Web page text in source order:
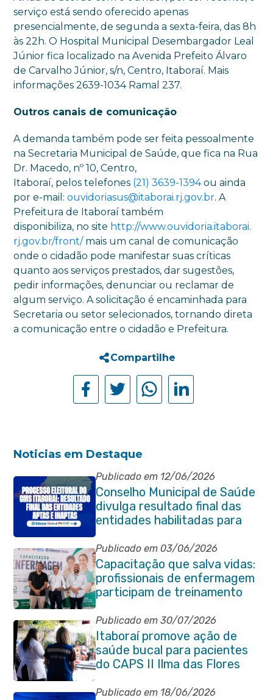
serviço está sendo oferecido apenas
presencialmente, de segunda a sexta-feira, das 8h
às 22h. O Hospital Municipal Desembargador Leal
Júnior fica localizado na Avenida Prefeito Álvaro
de Carvalho Júnior, s/n, Centro, Itaboraí. Mais
informações 2639-1034 Ramal 237.
Outros canais de comunicação
A demanda também pode ser feita pessoalmente
na Secretaria Municipal de Saúde, que fica na Rua
Dr. Macedo, nº 10, Centro,
Itaboraí, pelos telefones (21) 3639-1394ou ainda
por e-mail:ouvidoriasus@itaborai.rj.gov.br. A
Prefeitura de Itaboraí também
disponibiliza, no site http://www.ouvidoria.itaborai.
rj.gov.br/front/mais um canal de comunicação
onde o cidadão pode manifestar suas críticas
quanto aos serviços prestados, dar sugestões,
pedir informações, denunciar ou reclamar de
algum serviço. A solicitação é encaminhada para
Secretaria ou setor selecionados, tornando direta
a comunicação entre o cidadão e Prefeitura.
Compartilhe
Noticias em Destaque
Publicado em 12/06/2026
Conselho Municipal de Saúde
divulga resultado final das
entidades habilitadas para
eleição do quadriênio 2026-
2030
Publicado em 03/06/2026
Capacitação que salva vidas:
profissionais de enfermagem
participam de treinamento
em primeiros socorros em
Itaboraí
Publicado em 30/07/2026
Itaboraí promove ação de
saúde bucal para pacientes
do CAPS II Ilma das Flores
Publicado em 18/06/2026